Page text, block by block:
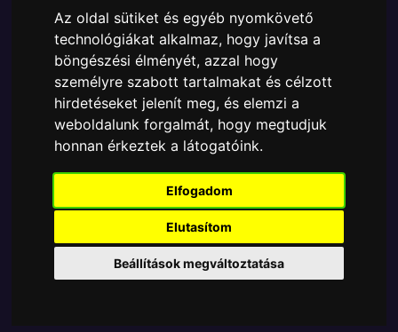
Az oldal sütiket és egyéb nyomkövető
technológiákat alkalmaz, hogy javítsa a
böngészési élményét, azzal hogy
személyre szabott tartalmakat és célzott
hirdetéseket jelenít meg, és elemzi a
weboldalunk forgalmát, hogy megtudjuk
honnan érkeztek a látogatóink.
Elfogadom
Elutasítom
Beállítások megváltoztatása
A Funko POP - Disney egyik népszerű terméke a
Funko - Disney Nightmare Before Christmas Sally
gyűjtői vinyl karakter, amely ablakos csomagolásban
azaz - POP In a Box - várja új gazdáját.
TOVÁBB A VÁSÁRLÁSRA
Tetszik? Osszd meg másokkal!